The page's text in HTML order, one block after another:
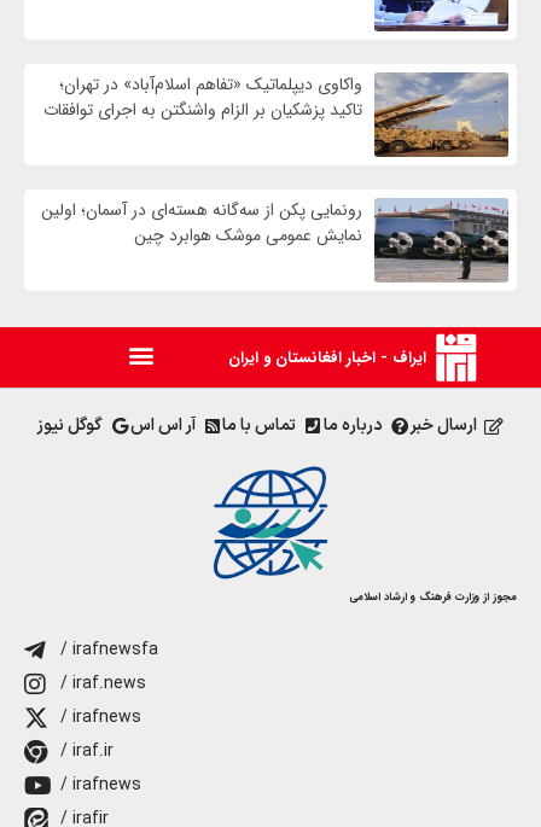
واکاوی دیپلماتیک «تفاهم اسلام‌آباد» در تهران؛
تاکید پزشکیان بر الزام واشنگتن به اجرای توافقات
رونمایی پکن از سه‌گانه هسته‌ای در آسمان؛ اولین
نمایش عمومی موشک هوابرد چین
ایراف - اخبار افغانستان و ایران
ارسال خبر درباره ما تماس با ما آر اس اس گوگل نیوز
مجوز از وزارت فرهنگ و ارشاد اسلامی
/ irafnewsfa
/ iraf.news
/ irafnews
/ iraf.ir
/ irafnews
/ irafir